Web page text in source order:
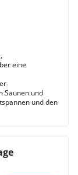
eine
Saunen und
und den